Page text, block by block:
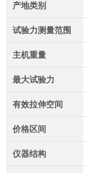
产地类别
试验力测量范围
主机重量
最大试验力
有效拉伸空间
价格区间
仪器结构